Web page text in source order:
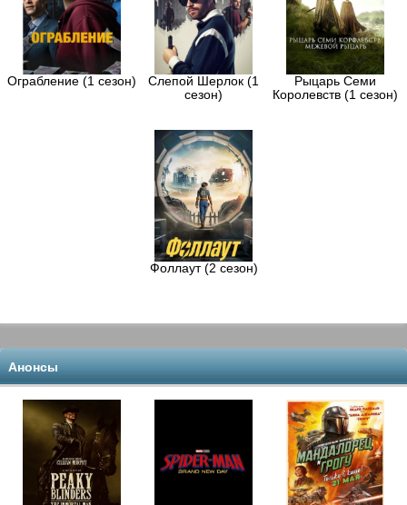
Ограбление (1 сезон)
Слепой Шерлок (1
сезон)
Рыцарь Семи
Королевств (1 сезон)
Фоллаут (2 сезон)
Анонсы